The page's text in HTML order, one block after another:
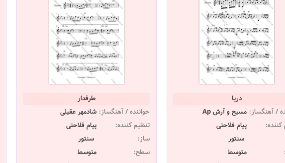
دریا
/ آهنگساز: مسیح و آرش Ap
کننده:
پیام فلاحتی
سنتور
متوسط
طرفدار
خواننده / آهنگساز: شادمهر عقیلی
تنظیم کننده:
پیام فلاحتی
ساز:
سنتور
سطح:
متوسط